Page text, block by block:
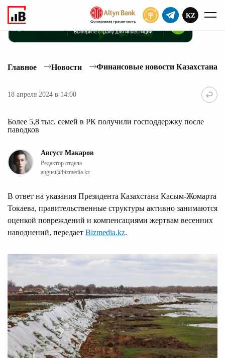
KZ
Главное Новости Финансовые новости Казахстана
18 апреля 2024 в 14:00
Более 5,8 тыс. семей в РК получили господдержку после
паводков
Август Макаров
Редактор отдела
august@bizmedia.kz
В ответ на указания Президента Казахстана Касым-Жомарта
Токаева, правительственные структуры активно занимаются
оценкой повреждений и компенсациями жертвам весенних
наводнений, передает Bizmedia.kz.